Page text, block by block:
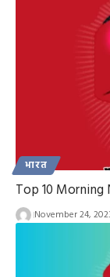
भारत
Top 10
November 24,